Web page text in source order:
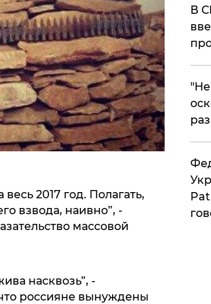
2017 год. Полагать,
взвода, наивно”, -
массовой
насквозь”, -
россияне вынуждены
В